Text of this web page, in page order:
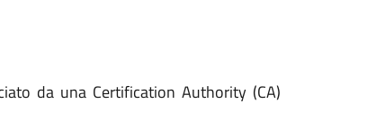
da una Certification Authority (CA)